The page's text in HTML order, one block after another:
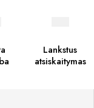
Lankstus
atsiskaitymas